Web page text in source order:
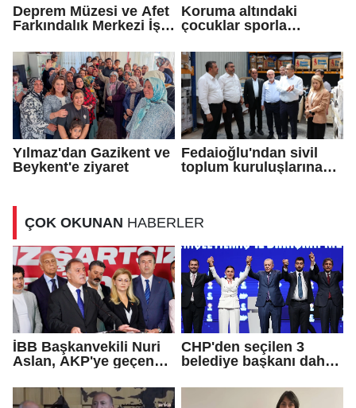
Deprem Müzesi ve Afet
Farkındalık Merkezi İş
Koruma altındaki
çocuklar sporla
Yılmaz'dan Gazikent ve
Beykent'e ziyaret
Fedaioğlu'ndan sivil
toplum kuruluşlarına
ÇOK OKUNAN HABERLER
İBB Başkanvekili Nuri
Aslan, AKP'ye geçen
iddialarına yanıt verdi
CHP'den seçilen 3
belediye başkanı daha